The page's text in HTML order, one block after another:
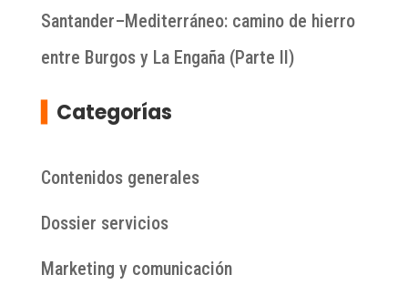
Santander–Mediterráneo: camino de hierro
entre Burgos y La Engaña (Parte II)
Categorías
Contenidos generales
Dossier servicios
Marketing y comunicación